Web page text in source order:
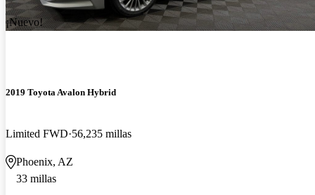
¡Nuevo!
2019 Toyota Avalon Hybrid
Limited FWD 56,235 millas
Phoenix, AZ
33 millas